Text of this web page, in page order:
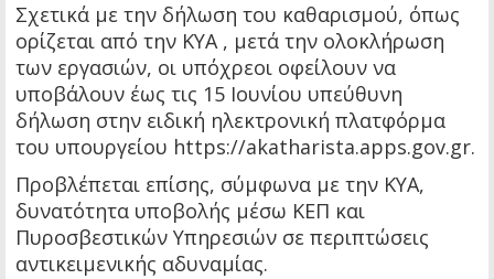
Σχετικά με την δήλωση του καθαρισμού, όπως
ορίζεται από την ΚΥΑ , μετά την ολοκλήρωση
των εργασιών, οι υπόχρεοι οφείλουν να
υποβάλουν έως τις 15 Ιουνίου υπεύθυνη
δήλωση στην ειδική ηλεκτρονική πλατφόρμα
του υπουργείου https://akatharista.apps.gov.gr.
Προβλέπεται επίσης, σύμφωνα με την ΚΥΑ,
δυνατότητα υποβολής μέσω ΚΕΠ και
Πυροσβεστικών Υπηρεσιών σε περιπτώσεις
αντικειμενικής αδυναμίας.